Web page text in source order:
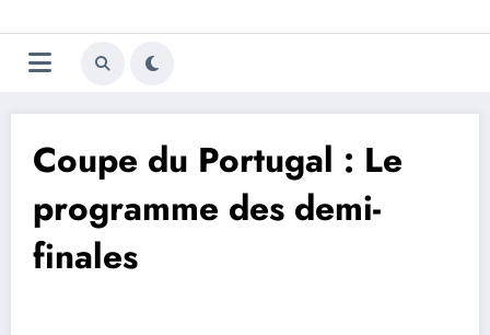
au
contenu
Trivela
L'actualité du football
Coupe du Portugal : Le
programme des demi-
finales